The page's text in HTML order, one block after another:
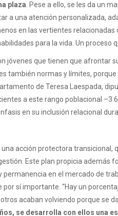
plaza . Pese a ello, se les da un
a una atención personalizada,
en las vertientes
para la vida. Un
jóvenes que tienen que afrontar
también normas y límites,
de Teresa Laespada,
a este rango poblacional
en su inclusión relacional
una acción protectora
Este plan propicia además
permanencia en el mercado de
por sí importante. “Hay un
acaban volviendo porque se
se desarrolla con ellos una